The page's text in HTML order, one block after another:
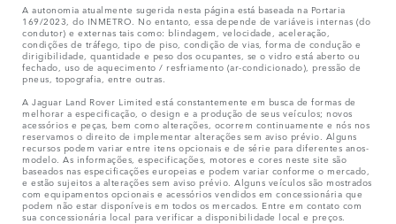
A autonomia atualmente sugerida nesta página está baseada na Portaria
169/2023, do INMETRO. No entanto, essa depende de variáveis internas (do
condutor) e externas tais como: blindagem, velocidade, aceleração,
condições de tráfego, tipo de piso, condição de vias, forma de condução e
dirigibilidade, quantidade e peso dos ocupantes, se o vidro está aberto ou
fechado, uso de aquecimento / resfriamento (ar-condicionado), pressão de
pneus, topografia, entre outras.
A Jaguar Land Rover Limited está constantemente em busca de formas de
melhorar a especificação, o design e a produção de seus veículos; novos
acessórios e peças, bem como alterações, ocorrem continuamente e nós nos
reservamos o direito de implementar alterações sem aviso prévio. Alguns
recursos podem variar entre itens opcionais e de série para diferentes anos-
modelo. As informações, especificações, motores e cores neste site são
baseados nas especificações europeias e podem variar conforme o mercado,
e estão sujeitos a alterações sem aviso prévio. Alguns veículos são mostrados
com equipamentos opcionais e acessórios vendidos em concessionária que
podem não estar disponíveis em todos os mercados. Entre em contato com
sua concessionária local para verificar a disponibilidade local e preços.